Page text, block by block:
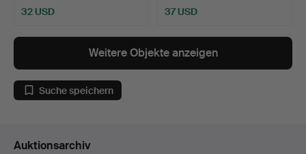
32 USD 37 USD
Weitere Objekte anzeigen
Suche speichern
Auktionsarchiv